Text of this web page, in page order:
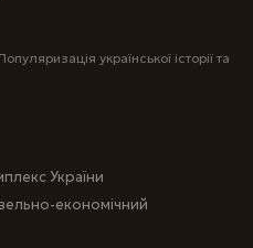
української історії та
України
економічний